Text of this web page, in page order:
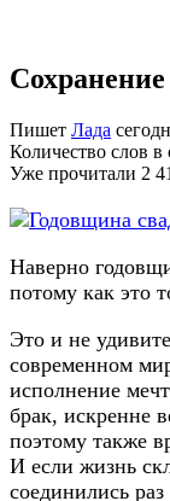
Пишет Лада
Количество слов
Уже прочитали 2
Наверно
потому как это
Это и не
современном
исполнение
брак, искренне
поэтому также
И если жизнь
соединились